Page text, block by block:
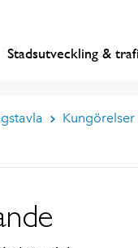
Stadsutveckling &
Kungörelser